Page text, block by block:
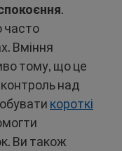
.
часто
Вміння
тому, що це
над
короткі
Ви також